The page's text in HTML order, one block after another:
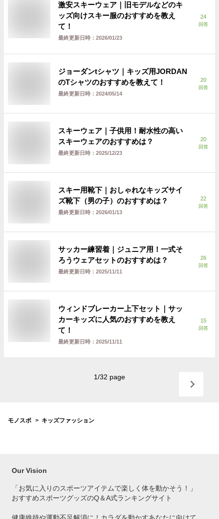
激安スキーウェア｜旧モデルなどのキ
ッズ向けスキー服のおすすめを教え
て！
最終更新日時： 2026/01/23
24
回答
ジョーダンtシャツ｜キッズ用JORDAN
のTシャツのおすすめを教えて！
最終更新日時： 2024/05/14
20
回答
スキーウェア｜子供用！耐水性の高い
スキーウェアのおすすめは？
最終更新日時： 2025/12/23
20
回答
スキー用靴下｜おしゃれなキッズサイ
ズ靴下（男の子）のおすすめは？
最終更新日時： 2026/01/13
22
回答
サッカー練習着｜ジュニア用！一式そ
ろうウェアセットのおすすめは？
最終更新日時： 2025/11/11
26
回答
ウィンドブレーカー上下セット｜サッ
カーキッズに人気のおすすめを教え
て！
最終更新日時： 2025/11/11
15
回答
1/32 page
モノスポ キッズファッション
Our Vision
「お気に入りのスポーツアイテムで楽しく体を動かそう！」
おすすめスポーツグッズのQ＆A式ランキングサイト